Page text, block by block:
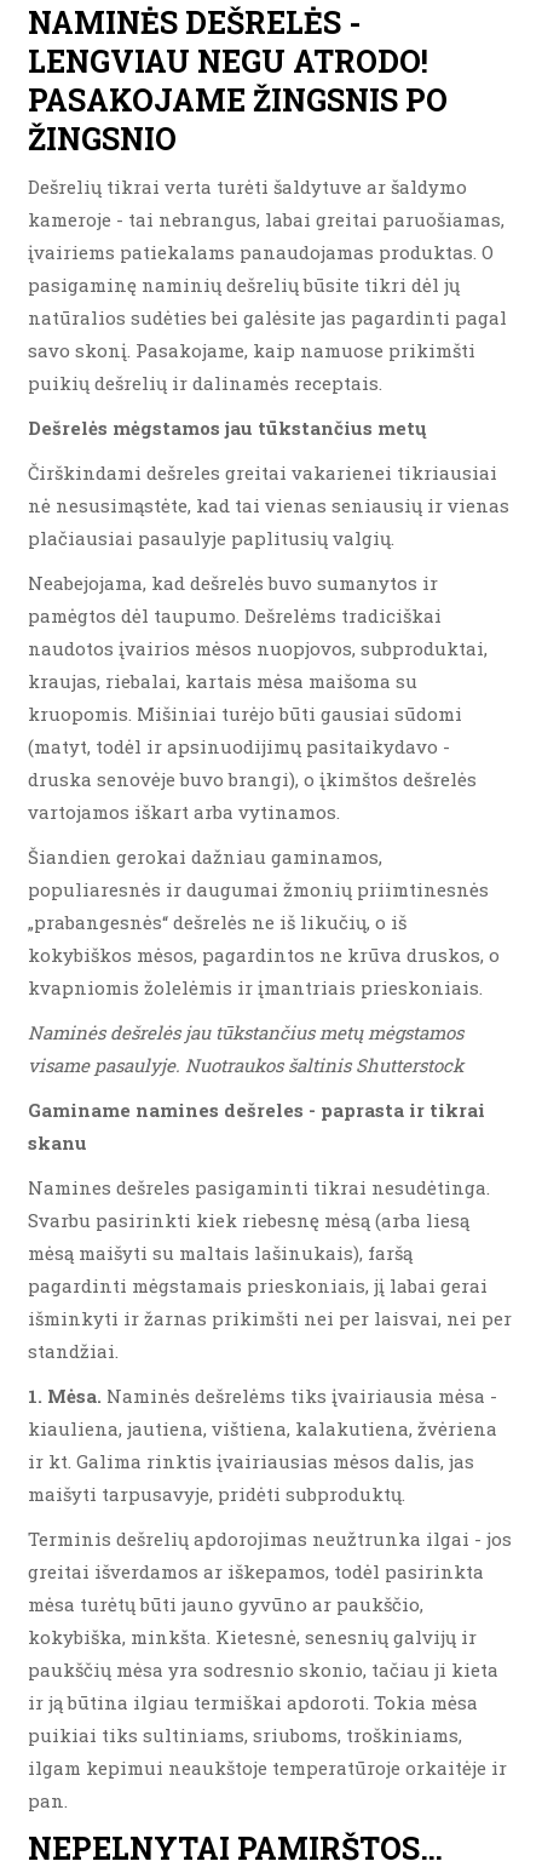
NAMINĖS DEŠRELĖS -
LENGVIAU NEGU ATRODO!
PASAKOJAME ŽINGSNIS PO
ŽINGSNIO
Dešrelių tikrai verta turėti šaldytuve ar šaldymo
kameroje - tai nebrangus, labai greitai paruošiamas,
įvairiems patiekalams panaudojamas produktas. O
pasigaminę naminių dešrelių būsite tikri dėl jų
natūralios sudėties bei galėsite jas pagardinti pagal
savo skonį. Pasakojame, kaip namuose prikimšti
puikių dešrelių ir dalinamės receptais.
Dešrelės mėgstamos jau tūkstančius metų
Čirškindami dešreles greitai vakarienei tikriausiai
nė nesusimąstėte, kad tai vienas seniausių ir vienas
plačiausiai pasaulyje paplitusių valgių.
Neabejojama, kad dešrelės buvo sumanytos ir
pamėgtos dėl taupumo. Dešrelėms tradiciškai
naudotos įvairios mėsos nuopjovos, subproduktai,
kraujas, riebalai, kartais mėsa maišoma su
kruopomis. Mišiniai turėjo būti gausiai sūdomi
(matyt, todėl ir apsinuodijimų pasitaikydavo -
druska senovėje buvo brangi), o įkimštos dešrelės
vartojamos iškart arba vytinamos.
Šiandien gerokai dažniau gaminamos,
populiaresnės ir daugumai žmonių priimtinesnės
„prabangesnės“ dešrelės ne iš likučių, o iš
kokybiškos mėsos, pagardintos ne krūva druskos, o
kvapniomis žolelėmis ir įmantriais prieskoniais.
Naminės dešrelės jau tūkstančius metų mėgstamos
visame pasaulyje. Nuotraukos šaltinis Shutterstock
Gaminame namines dešreles - paprasta ir tikrai
skanu
Namines dešreles pasigaminti tikrai nesudėtinga.
Svarbu pasirinkti kiek riebesnę mėsą (arba liesą
mėsą maišyti su maltais lašinukais), faršą
pagardinti mėgstamais prieskoniais, jį labai gerai
išminkyti ir žarnas prikimšti nei per laisvai, nei per
standžiai.
1. Mėsa. Naminės dešrelėms tiks įvairiausia mėsa -
kiauliena, jautiena, vištiena, kalakutiena, žvėriena
ir kt. Galima rinktis įvairiausias mėsos dalis, jas
maišyti tarpusavyje, pridėti subproduktų.
Terminis dešrelių apdorojimas neužtrunka ilgai - jos
greitai išverdamos ar iškepamos, todėl pasirinkta
mėsa turėtų būti jauno gyvūno ar paukščio,
kokybiška, minkšta. Kietesnė, senesnių galvijų ir
paukščių mėsa yra sodresnio skonio, tačiau ji kieta
ir ją būtina ilgiau termiškai apdoroti. Tokia mėsa
puikiai tiks sultiniams, sriuboms, troškiniams,
ilgam kepimui neaukštoje temperatūroje orkaitėje ir
pan.
NEPELNYTAI PAMIRŠTOS…